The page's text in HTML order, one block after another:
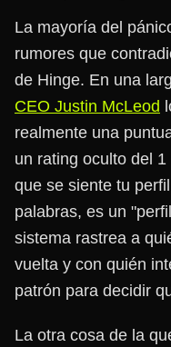
La mayoría del
rumores que
de Hinge. En una
CEO Justin McLeod
realmente una
un rating oculto del
que se siente tu
palabras, es un
sistema rastrea a
vuelta y con quién
patrón para decidir
La otra cosa de la